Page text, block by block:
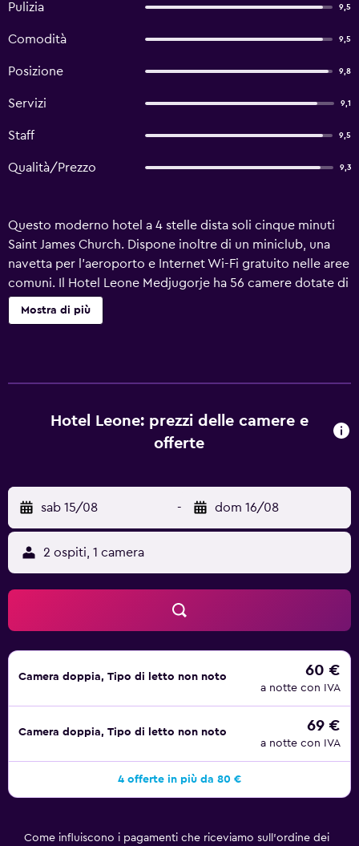
Pulizia 9,5
Comodità 9,5
Posizione 9,8
Servizi 9,1
Staff 9,5
Qualità/Prezzo 9,3
Questo moderno hotel a 4 stelle dista soli cinque minuti
Saint James Church. Dispone inoltre di un miniclub, una
navetta per l'aeroporto e Internet Wi-Fi gratuito nelle aree
comuni. Il Hotel Leone Medjugorje ha 56 camere dotate di
tutto il necessario per assicurare un soggiorno piacevole.
Il Hotel Leone Medjugorje dista meno di 35 minuti di auto
Mostra di più
Hotel Leone: prezzi delle camere e
offerte
sab 15/08 - dom 16/08
2 ospiti, 1 camera
Camera doppia, Tipo di letto non noto 60 €
a notte con IVA
Camera doppia, Tipo di letto non noto 69 €
a notte con IVA
4 offerte in più da 80 €
Come influiscono i pagamenti che riceviamo sull'ordine dei